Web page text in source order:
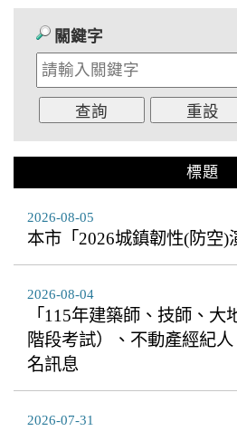
關鍵字
標題
本市「2026城鎮韌性(防空)
2026-08-05
「115年建築師、技師、大
階段考試）、不動產經紀
名訊息
2026-08-04
2026-07-31